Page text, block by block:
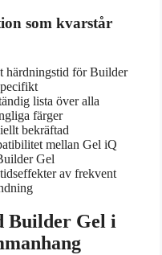
som kvarstår
härdningstid för Builder
lista över alla
färger
bekräftad
mellan Gel iQ
Gel
av frekvent
Builder Gel i